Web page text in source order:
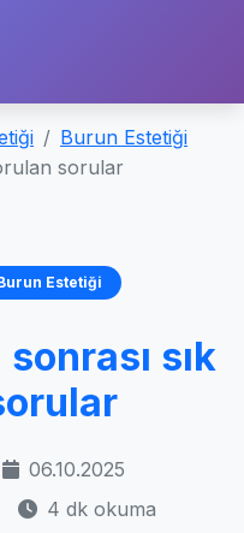
Burun Estetiği
sorular
Estetiği
sık
06.10.2025
4 dk okuma